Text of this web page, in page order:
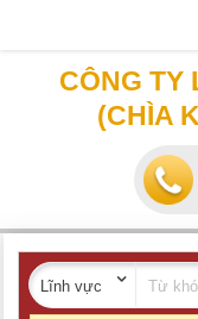
CÔNG TY
(CHÌA